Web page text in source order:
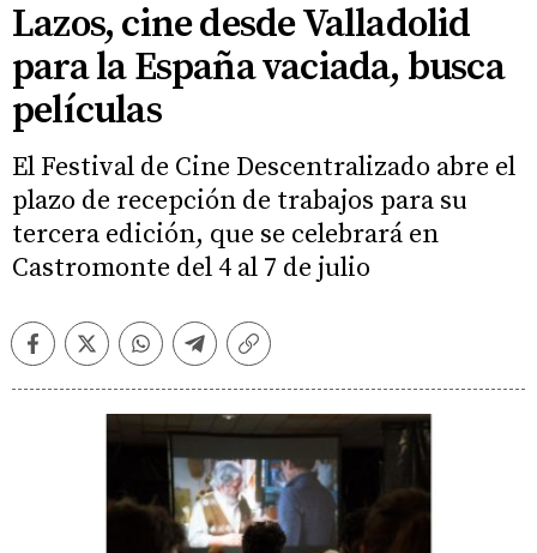
Lazos, cine desde Valladolid
para la España vaciada, busca
películas
El Festival de Cine Descentralizado abre el
plazo de recepción de trabajos para su
tercera edición, que se celebrará en
Castromonte del 4 al 7 de julio
FacebookTwitterWhatsappTelegramCopiar